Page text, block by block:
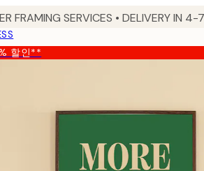
SERVICES • DELIVERY IN 4-7
할인**